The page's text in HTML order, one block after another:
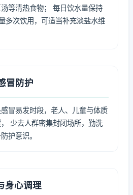
等清热食物； 每日饮水量保持
次饮用，可适当补充淡盐水维
冒防护
冒易发时段，老人、儿童与体质
少去人群密集封闭场所，勤洗
护意识。
身心调理